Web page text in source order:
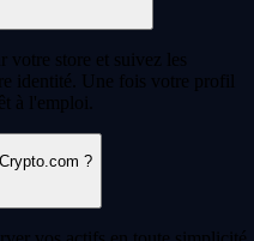
votre store et suivez les
identité. Une fois votre profil
à l'emploi.
?